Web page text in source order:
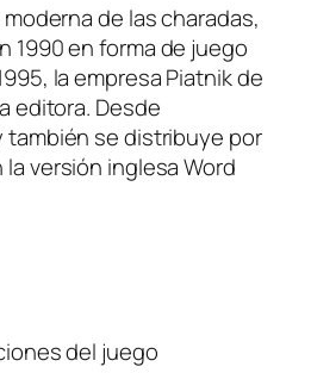
de las charadas,
1990 en forma de juego
la empresa Piatnik de
editora. Desde
se distribuye por
versión inglesa Word
del juego